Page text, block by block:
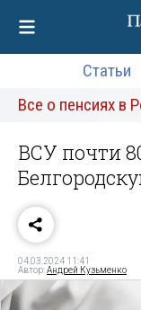
Статьи
Все о пенсиях в
ВСУ почти
04.03.2024 11:41
Автор:Андрей Кузьменко